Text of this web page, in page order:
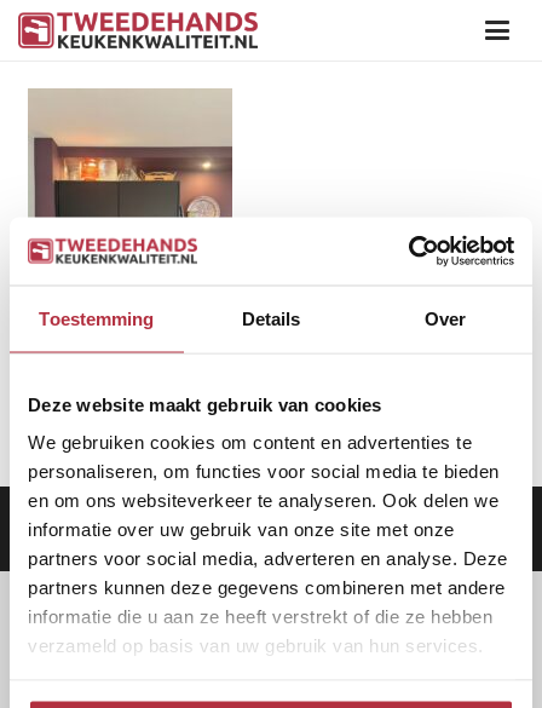
Toestemming Details Over
Deze website maakt gebruik van cookies
We gebruiken cookies om content en advertenties te
personaliseren, om functies voor social media te bieden
en om ons websiteverkeer te analyseren. Ook delen we
informatie over uw gebruik van onze site met onze
partners voor social media, adverteren en analyse. Deze
partners kunnen deze gegevens combineren met andere
informatie die u aan ze heeft verstrekt of die ze hebben
verzameld op basis van uw gebruik van hun services.
Aanbod| Keukens |Levering|Garantie|Privacy Beleid